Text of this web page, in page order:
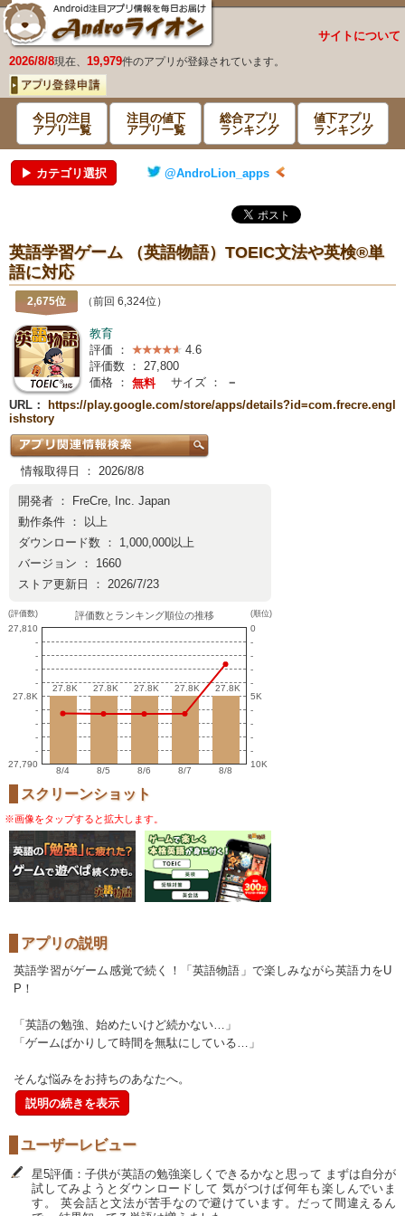
サイトについて
2026/8/8現在、 19,979件のアプリが登録されています。
今日の注目
アプリ一覧
注目の値下
アプリ一覧
総合アプリ
ランキング
値下アプリ
ランキング
▶ カテゴリ選択 @AndroLion_apps
英語学習ゲーム （英語物語）TOEIC文法や英検®単
語に対応
2,675位 （前回 6,324位）
教育
評価 ：
4.6
評価数 ： 27,800
価格 ： 無料 サイズ ：
－
URL：
https://play.google.com/store/apps/details?id=com.frecre.engl
ishstory
情報取得日 ： 2026/8/8
開発者 ：
FreCre, Inc. Japan
動作条件 ： 以上
ダウンロード数 ： 1,000,000以上
バージョン ： 1660
ストア更新日 ： 2026/7/23
(評価数)
27,810
-
-
-
-
27.8K
-
-
-
-
27,790
評価数とランキング順位の推移
27.8K
27.8K 27.8K
27.8K 27.8K
27.8K 27.8K
27.8K 27.8K
27.8K
8/4 8/5 8/6 8/7 8/8
(順位)
0
-
-
-
-
5K
-
-
-
-
10K
スクリーンショット
※画像をタップすると拡大します。
アプリの説明
英語学習がゲーム感覚で続く！「英語物語」で楽しみながら英語力をU
P！
「英語の勉強、始めたいけど続かない…」
「ゲームばかりして時間を無駄にしている…」
そんな悩みをお持ちのあなたへ。
説明の続きを表示
ユーザーレビュー
星5評価：子供が英語の勉強楽しくできるかなと思って まずは自分が
試してみようとダウンロードして 気がつけば何年も楽しんでいま
す。 英会話と文法が苦手なので避けています。だって間違えるん